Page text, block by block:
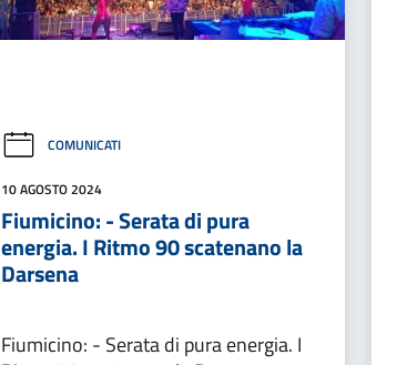
COMUNICATI
10 AGOSTO 2024
Fiumicino: - Serata di pura
energia. I Ritmo 90 scatenano la
Darsena
Fiumicino: - Serata di pura energia. I